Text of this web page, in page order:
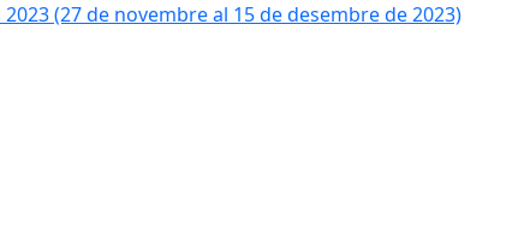
(27 de novembre al 15 de desembre de 2023)